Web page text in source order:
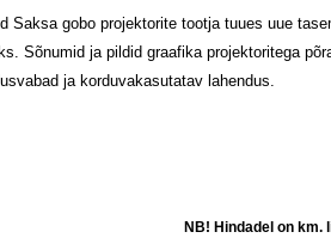
Saksa gobo projektorite tootja tuues uue
Sõnumid ja pildid graafika projektoritega
ja korduvakasutatav lahendus.
NB! Hindadel on km.